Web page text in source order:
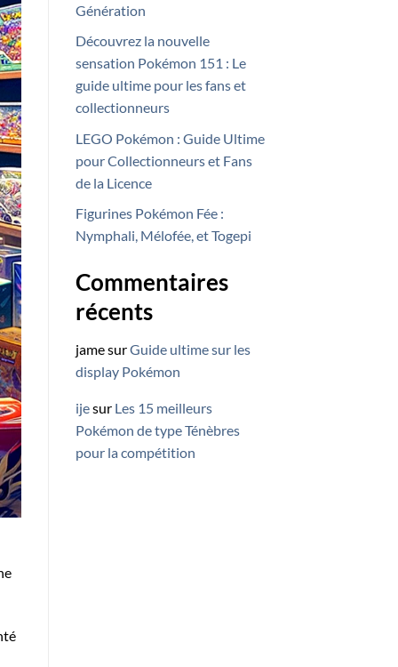
Génération
Découvrez la nouvelle
sensation Pokémon 151 : Le
guide ultime pour les fans et
collectionneurs
LEGO Pokémon : Guide Ultime
pour Collectionneurs et Fans
de la Licence
Figurines Pokémon Fée :
Nymphali, Mélofée, et Togepi
Commentaires
récents
jamesurGuide ultime sur les
display Pokémon
ijesur Les 15 meilleurs
Pokémon de type Ténèbres
pour la compétition